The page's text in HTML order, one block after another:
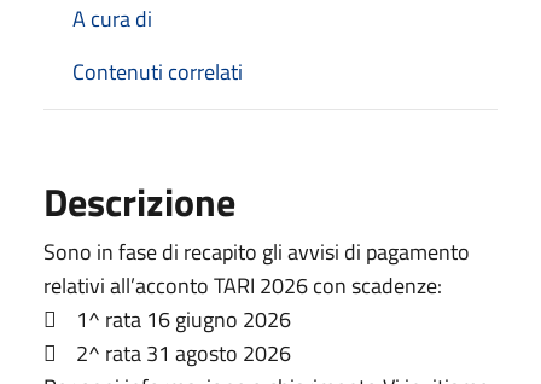
A cura di
Contenuti correlati
Descrizione
Sono in fase di recapito gli avvisi di pagamento
relativi all’acconto TARI 2026 con scadenze:
 1^ rata 16 giugno 2026
 2^ rata 31 agosto 2026